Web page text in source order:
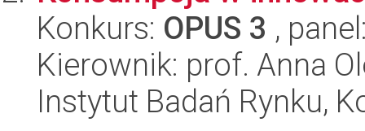
Konkurs: OPUS 3 ,
Kierownik: prof. Anna
Instytut Badań Rynku,